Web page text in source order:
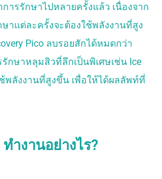
อร์ ฝ้ากระ ลด
ว
DISCOVERY PICO
เลเซอร์ฝ้ากระ
รฐานโรงพยาบาล
ารรักษาไปหลายครั้งแล้ว เนื่องจาก
าแต่ละครั้งจะต้องใช้พลังงานที่สูง
Pico ลบรอยสักได้หมดกว่า
กษาหลุมสิวที่ลึกเป็นพิเศษเช่น Ice
พลังงานที่สูงขึ้น เพื่อให้ได้ผลลัพท์ที่
ำงานอย่างไร?